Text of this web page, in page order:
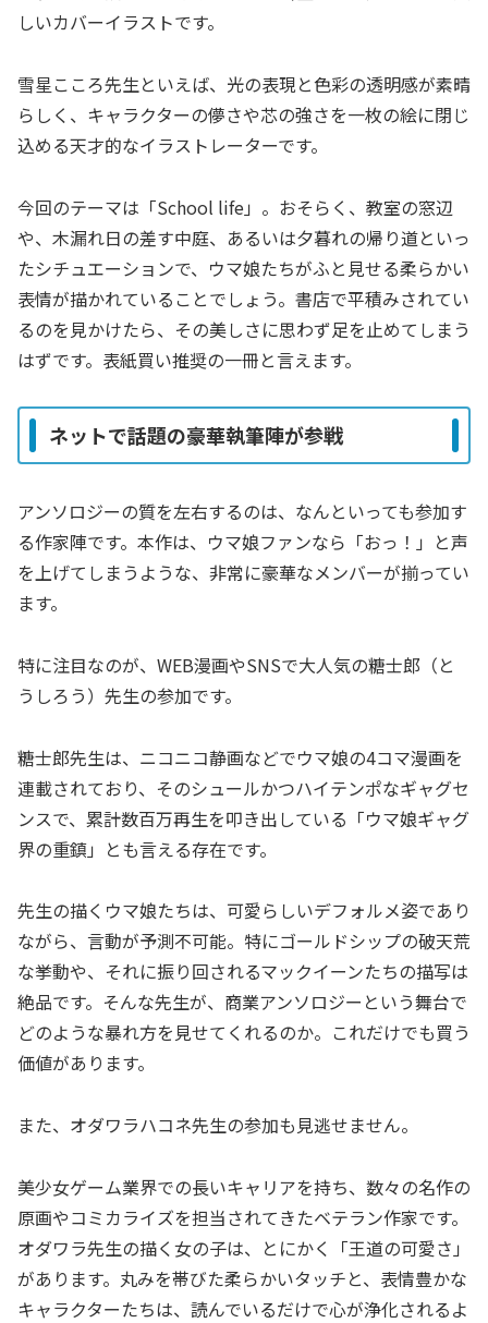
しいカバーイラストです。
雪星こころ先生といえば、光の表現と色彩の透明感が素晴
らしく、キャラクターの儚さや芯の強さを一枚の絵に閉じ
込める天才的なイラストレーターです。
今回のテーマは「School life」。おそらく、教室の窓辺
や、木漏れ日の差す中庭、あるいは夕暮れの帰り道といっ
たシチュエーションで、ウマ娘たちがふと見せる柔らかい
表情が描かれていることでしょう。書店で平積みされてい
るのを見かけたら、その美しさに思わず足を止めてしまう
はずです。表紙買い推奨の一冊と言えます。
ネットで話題の豪華執筆陣が参戦
アンソロジーの質を左右するのは、なんといっても参加す
る作家陣です。本作は、ウマ娘ファンなら「おっ！」と声
を上げてしまうような、非常に豪華なメンバーが揃ってい
ます。
特に注目なのが、WEB漫画やSNSで大人気の糖士郎（と
うしろう）先生の参加です。
糖士郎先生は、ニコニコ静画などでウマ娘の4コマ漫画を
連載されており、そのシュールかつハイテンポなギャグセ
ンスで、累計数百万再生を叩き出している「ウマ娘ギャグ
界の重鎮」とも言える存在です。
先生の描くウマ娘たちは、可愛らしいデフォルメ姿であり
ながら、言動が予測不可能。特にゴールドシップの破天荒
な挙動や、それに振り回されるマックイーンたちの描写は
絶品です。そんな先生が、商業アンソロジーという舞台で
どのような暴れ方を見せてくれるのか。これだけでも買う
価値があります。
また、オダワラハコネ先生の参加も見逃せません。
美少女ゲーム業界での長いキャリアを持ち、数々の名作の
原画やコミカライズを担当されてきたベテラン作家です。
オダワラ先生の描く女の子は、とにかく「王道の可愛さ」
があります。丸みを帯びた柔らかいタッチと、表情豊かな
キャラクターたちは、読んでいるだけで心が浄化されるよ